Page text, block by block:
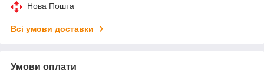
Нова Пошта
Всі умови доставки
Умови оплати